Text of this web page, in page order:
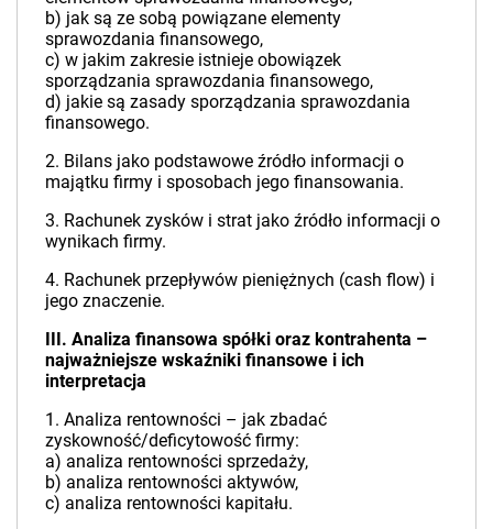
b) jak są ze sobą powiązane elementy
sprawozdania finansowego,
c) w jakim zakresie istnieje obowiązek
sporządzania sprawozdania finansowego,
d) jakie są zasady sporządzania sprawozdania
finansowego.
2. Bilans jako podstawowe źródło informacji o
majątku firmy i sposobach jego finansowania.
3. Rachunek zysków i strat jako źródło informacji o
wynikach firmy.
4. Rachunek przepływów pieniężnych (cash flow) i
jego znaczenie.
III. Analiza finansowa spółki oraz kontrahenta –
najważniejsze wskaźniki finansowe i ich
interpretacja
1. Analiza rentowności – jak zbadać
zyskowność/deficytowość firmy:
a) analiza rentowności sprzedaży,
b) analiza rentowności aktywów,
c) analiza rentowności kapitału.